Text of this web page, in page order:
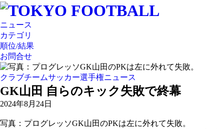
ニュース
カテゴリ
順位/結果
お問合せ
クラブチームサッカー選手権ニュース
GK山田 自らのキック失敗で終幕
2024年8月24日
写真：プログレッソGK山田のPKは左に外れて失敗。